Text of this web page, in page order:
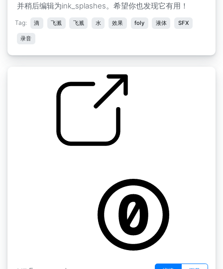
并稍后编辑为ink_splashes。希望你也发现它有用！
Tag: 滴 飞溅 飞溅 水 效果 foly 液体 SFX
录音